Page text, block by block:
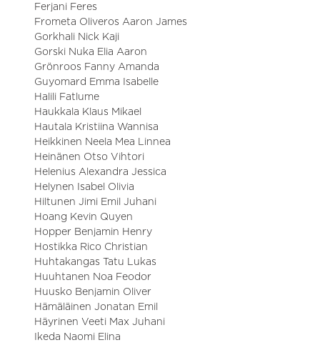
Ferjani Feres
Frometa Oliveros Aaron James
Gorkhali Nick Kaji
Gorski Nuka Elia Aaron
Grönroos Fanny Amanda
Guyomard Emma Isabelle
Halili Fatlume
Haukkala Klaus Mikael
Hautala Kristiina Wannisa
Heikkinen Neela Mea Linnea
Heinänen Otso Vihtori
Helenius Alexandra Jessica
Helynen Isabel Olivia
Hiltunen Jimi Emil Juhani
Hoang Kevin Quyen
Hopper Benjamin Henry
Hostikka Rico Christian
Huhtakangas Tatu Lukas
Huuhtanen Noa Feodor
Huusko Benjamin Oliver
Hämäläinen Jonatan Emil
Häyrinen Veeti Max Juhani
Ikeda Naomi Elina